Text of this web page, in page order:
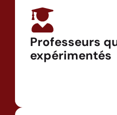
Professeurs
expérimentés